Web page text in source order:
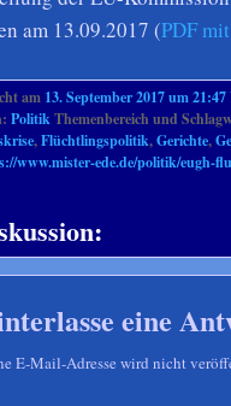
am 13.09.2017 (PDF
am 13. September 2017 um
PolitikThemenbereich und
,Flüchtlingspolitik,Gerichte,
www.mister-ede.de/politik/eugh-
eine
E-Mail-Adresse wird nicht